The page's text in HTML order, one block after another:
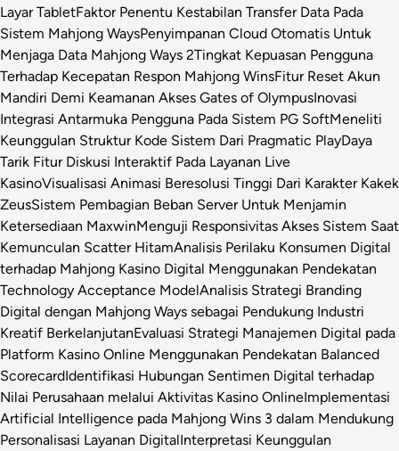
Layar TabletFaktor Penentu Kestabilan Transfer Data Pada
Sistem Mahjong WaysPenyimpanan Cloud Otomatis Untuk
Menjaga Data Mahjong Ways 2Tingkat Kepuasan Pengguna
Terhadap Kecepatan Respon Mahjong WinsFitur Reset Akun
Mandiri Demi Keamanan Akses Gates of OlympusInovasi
Integrasi Antarmuka Pengguna Pada Sistem PG SoftMeneliti
Keunggulan Struktur Kode Sistem Dari Pragmatic PlayDaya
Tarik Fitur Diskusi Interaktif Pada Layanan Live
KasinoVisualisasi Animasi Beresolusi Tinggi Dari Karakter Kakek
ZeusSistem Pembagian Beban Server Untuk Menjamin
Ketersediaan MaxwinMenguji Responsivitas Akses Sistem Saat
Kemunculan Scatter HitamAnalisis Perilaku Konsumen Digital
terhadap Mahjong Kasino Digital Menggunakan Pendekatan
Technology Acceptance ModelAnalisis Strategi Branding
Digital dengan Mahjong Ways sebagai Pendukung Industri
Kreatif BerkelanjutanEvaluasi Strategi Manajemen Digital pada
Platform Kasino Online Menggunakan Pendekatan Balanced
ScorecardIdentifikasi Hubungan Sentimen Digital terhadap
Nilai Perusahaan melalui Aktivitas Kasino OnlineImplementasi
Artificial Intelligence pada Mahjong Wins 3 dalam Mendukung
Personalisasi Layanan DigitalInterpretasi Keunggulan